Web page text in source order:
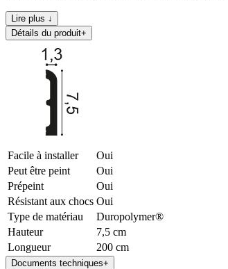
Lire plus ↓
Détails du produit+
Facile à installer
Oui
Peut être peint
Oui
Prépeint
Oui
Résistant aux chocs Oui
Type de matériau
Duropolymer®
Hauteur
7,5 cm
Longueur
200 cm
Documents techniques+